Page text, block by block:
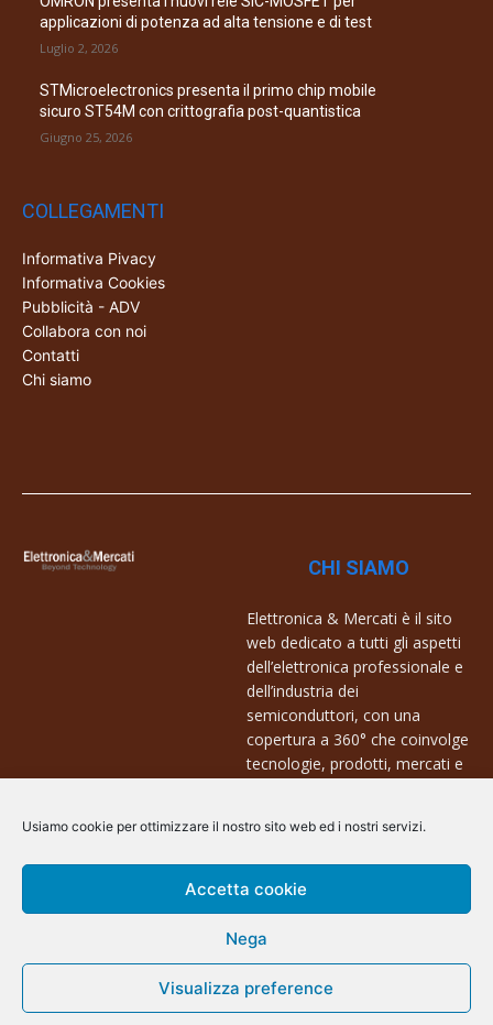
Usiamo cookie per ottimizzare il nostro sito web ed i nostri servizi.
Accetta cookie
Nega
Visualizza preference
applicazioni di potenza ad alta tensione e di test
Luglio 2, 2026
STMicroelectronics presenta il primo chip mobile
sicuro ST54M con crittografia post-quantistica
Giugno 25, 2026
COLLEGAMENTI
Informativa Pivacy
Informativa Cookies
Pubblicità - ADV
Collabora con noi
Contatti
Chi siamo
CHI SIAMO
Elettronica & Mercati è il sito
web dedicato a tutti gli aspetti
dell’elettronica professionale e
dell’industria dei
semiconduttori, con una
copertura a 360° che coinvolge
tecnologie, prodotti, mercati e
Contatti:
info@arscommunication.it
@ArsCommunication 2023